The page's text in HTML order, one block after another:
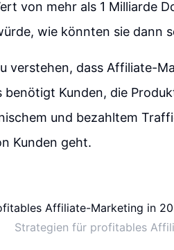
von mehr als 1 Milliarde
wie könnten sie dann
verstehen, dass Affiliate-
Kunden, die
und bezahltem
Kunden geht.
Strategien für profitables